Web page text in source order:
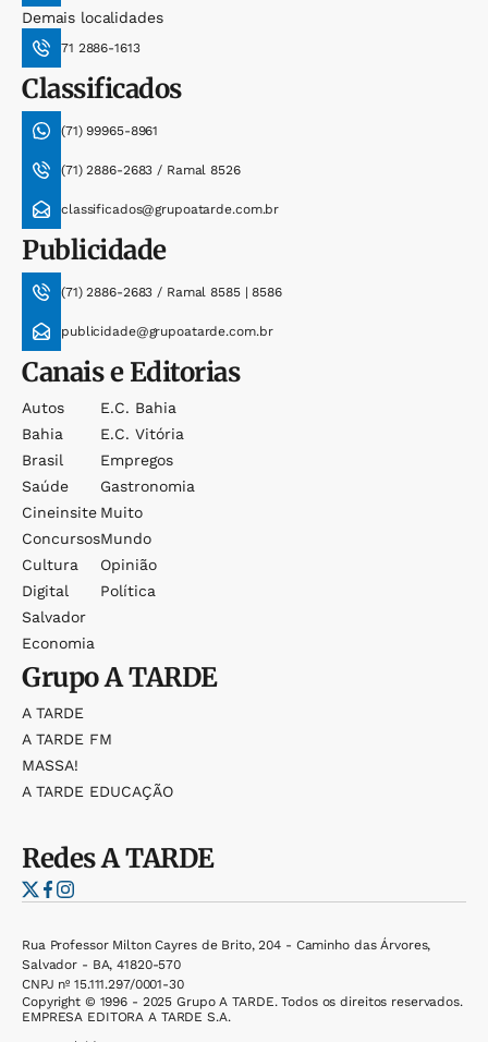
Demais localidades
71 2886-1613
Classificados
(71) 99965-8961
(71) 2886-2683 / Ramal 8526
classificados@grupoatarde.com.br
Publicidade
(71) 2886-2683 / Ramal 8585 | 8586
publicidade@grupoatarde.com.br
Canais e Editorias
Autos
Bahia
Brasil
Saúde
Cineinsite
Concursos
Cultura
Digital
Salvador
Economia
E.c. Bahia
E.c. Vitória
Empregos
Gastronomia
Muito
Mundo
Opinião
Política
GrupoA TARDE
A TARDE
A TARDE FM
MASSA!
A TARDE EDUCAÇÃO
RedesA TARDE
Rua Professor Milton Cayres de Brito, 204 - Caminho das Árvores,
Salvador - BA, 41820-570
CNPJ nº 15.111.297/0001-30
Copyright © 1996 - 2025 Grupo A TARDE. Todos os direitos reservados.
EMPRESA EDITORA A TARDE S.A.